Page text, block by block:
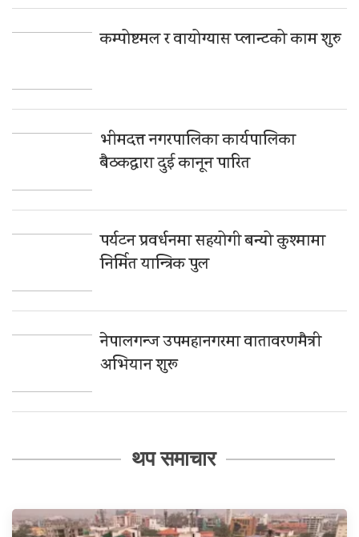
कम्पोष्टमल र वायोग्यास प्लान्टको काम शुरु
भीमदत्त नगरपालिका कार्यपालिका
बैठकद्वारा दुई कानून पारित
पर्यटन प्रवर्धनमा सहयोगी बन्यो कुश्मामा
निर्मित यान्त्रिक पुल
नेपालगन्ज उपमहानगरमा वातावरणमैत्री
अभियान शुरू
थप समाचार